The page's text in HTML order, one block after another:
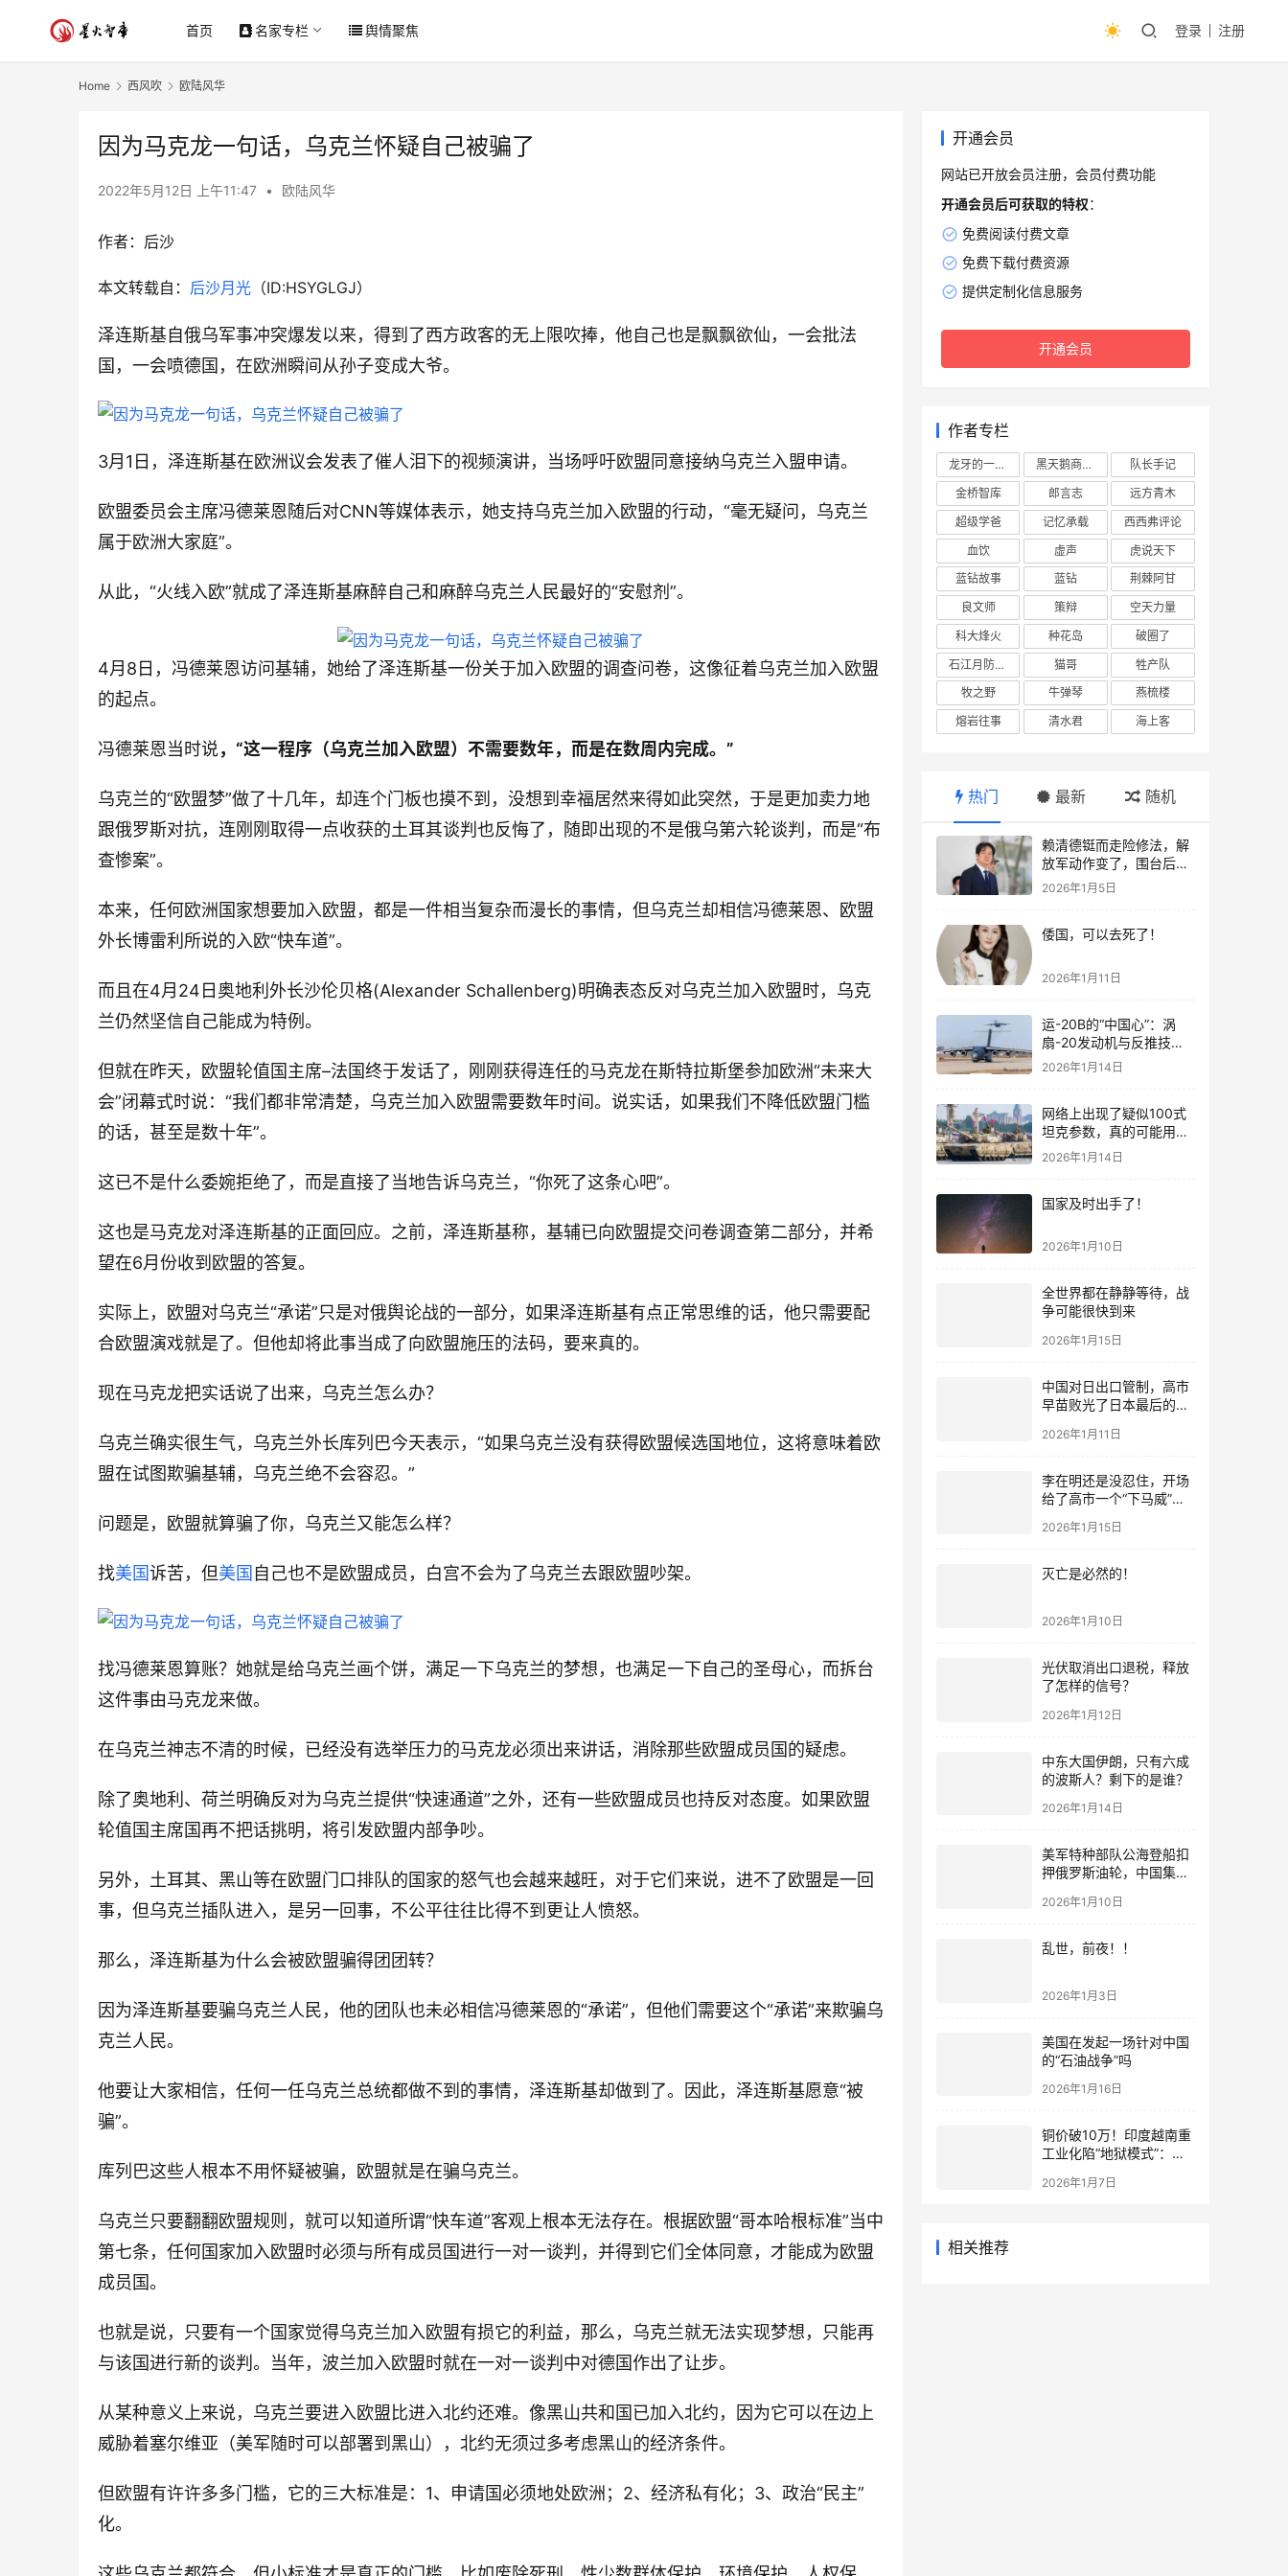
首页 名家专栏 舆情聚焦 登录 注册
Home 西风吹 欧陆风华
因为马克龙一句话，乌克兰怀疑自己被骗了
2022年5月12日 上午11:47 • 欧陆风华
作者：后沙
本文转载自： 后沙月光 （ID:HSYGLGJ）
泽连斯基自俄乌军事冲突爆发以来，得到了西方政客的无上限吹捧，他自己也是飘飘欲仙，一会批法
国，一会喷德国，在欧洲瞬间从孙子变成大爷。
3月1日，泽连斯基在欧洲议会发表了催人泪下的视频演讲，当场呼吁欧盟同意接纳乌克兰入盟申请。
欧盟委员会主席冯德莱恩随后对CNN等媒体表示，她支持乌克兰加入欧盟的行动，“毫无疑问，乌克兰
属于欧洲大家庭”。
从此，“火线入欧”就成了泽连斯基麻醉自己和麻醉乌克兰人民最好的“安慰剂”。
4月8日，冯德莱恩访问基辅，她给了泽连斯基一份关于加入欧盟的调查问卷，这像征着乌克兰加入欧盟
的起点。
冯德莱恩当时说，“这一程序（乌克兰加入欧盟）不需要数年，而是在数周内完成。”
乌克兰的“欧盟梦”做了十几年，却连个门板也摸不到，没想到幸福居然来得如此突然，于是更加卖力地
跟俄罗斯对抗，连刚刚取得一点收获的土耳其谈判也反悔了，随即出现的不是俄乌第六轮谈判，而是“布
查惨案”。
本来，任何欧洲国家想要加入欧盟，都是一件相当复杂而漫长的事情，但乌克兰却相信冯德莱恩、欧盟
外长博雷利所说的入欧“快车道”。
而且在4月24日奥地利外长沙伦贝格(Alexander Schallenberg)明确表态反对乌克兰加入欧盟时，乌克
兰仍然坚信自己能成为特例。
但就在昨天，欧盟轮值国主席–法国终于发话了，刚刚获得连任的马克龙在斯特拉斯堡参加欧洲“未来大
会”闭幕式时说：“我们都非常清楚，乌克兰加入欧盟需要数年时间。说实话，如果我们不降低欧盟门槛
的话，甚至是数十年”。
这已不是什么委婉拒绝了，而是直接了当地告诉乌克兰，“你死了这条心吧”。
这也是马克龙对泽连斯基的正面回应。之前，泽连斯基称，基辅已向欧盟提交问卷调查第二部分，并希
望在6月份收到欧盟的答复。
实际上，欧盟对乌克兰“承诺”只是对俄舆论战的一部分，如果泽连斯基有点正常思维的话，他只需要配
合欧盟演戏就是了。但他却将此事当成了向欧盟施压的法码，要来真的。
现在马克龙把实话说了出来，乌克兰怎么办？
乌克兰确实很生气，乌克兰外长库列巴今天表示，“如果乌克兰没有获得欧盟候选国地位，这将意味着欧
盟在试图欺骗基辅，乌克兰绝不会容忍。”
问题是，欧盟就算骗了你，乌克兰又能怎么样？
找美国诉苦，但美国 自己也不是欧盟成员，白宫不会为了乌克兰去跟欧盟吵架。
找冯德莱恩算账？她就是给乌克兰画个饼，满足一下乌克兰的梦想，也满足一下自己的圣母心，而拆台
这件事由马克龙来做。
在乌克兰神志不清的时候，已经没有选举压力的马克龙必须出来讲话，消除那些欧盟成员国的疑虑。
除了奥地利、荷兰明确反对为乌克兰提供“快速通道”之外，还有一些欧盟成员也持反对态度。如果欧盟
轮值国主席国再不把话挑明，将引发欧盟内部争吵。
另外，土耳其、黑山等在欧盟门口排队的国家的怒气也会越来越旺，对于它们来说，进不了欧盟是一回
事，但乌克兰插队进入，是另一回事，不公平往往比得不到更让人愤怒。
那么，泽连斯基为什么会被欧盟骗得团团转？
因为泽连斯基要骗乌克兰人民，他的团队也未必相信冯德莱恩的“承诺”，但他们需要这个“承诺”来欺骗乌
克兰人民。
他要让大家相信，任何一任乌克兰总统都做不到的事情，泽连斯基却做到了。因此，泽连斯基愿意“被
骗”。
库列巴这些人根本不用怀疑被骗，欧盟就是在骗乌克兰。
乌克兰只要翻翻欧盟规则，就可以知道所谓“快车道”客观上根本无法存在。根据欧盟“哥本哈根标准”当中
第七条，任何国家加入欧盟时必须与所有成员国进行一对一谈判，并得到它们全体同意，才能成为欧盟
成员国。
也就是说，只要有一个国家觉得乌克兰加入欧盟有损它的利益，那么，乌克兰就无法实现梦想，只能再
与该国进行新的谈判。当年，波兰加入欧盟时就在一对一谈判中对德国作出了让步。
从某种意义上来说，乌克兰要进入欧盟比进入北约还难。像黑山共和国已加入北约，因为它可以在边上
威胁着塞尔维亚（美军随时可以部署到黑山），北约无须过多考虑黑山的经济条件。
但欧盟有许许多多门槛，它的三大标准是：1、申请国必须地处欧洲；2、经济私有化；3、政治“民主”
化。
开通会员
网站已开放会员注册，会员付费功能
开通会员后可获取的特权：
免费阅读付费文章
免费下载付费资源
提供定制化信息服务
开通会员
作者专栏
龙牙的一座山 黑天鹅商业情报站
队长手记
金桥智库
郎言志
远方青木
超级学爸
记忆承载
西西弗评论
血饮
虚声
虎说天下
蓝钻故事
蓝钻
荆棘阿甘
良文师
策辩
空天力量
科大烽火
种花岛
破圈了
石江月防务观察
猫哥
牲产队
牧之野
牛弹琴
燕梳楼
熔岩往事
清水君 海上客
热门 最新 随机
赖清德铤而走险修法，解
放军动作变了，围台后的
“真正杀招”曝光
2026年1月5日
倭国，可以去死了！
2026年1月11日
运-20B的“中国心”：涡
扇-20发动机与反推技术
大突破！
2026年1月14日
网络上出现了疑似100式
坦克参数，真的可能用了
钛合金装甲！
2026年1月14日
国家及时出手了！
2026年1月10日
全世界都在静静等待，战
争可能很快到来
2026年1月15日
中国对日出口管制，高市
早苗败光了日本最后的国
2026年1月11日
李在明还是没忍住，开场
给了高市一个“下马威”，
2026年1月15日
灭亡是必然的！
2026年1月10日
光伏取消出口退税，释放
了怎样的信号？
2026年1月12日
中东大国伊朗，只有六成
的波斯人？剩下的是谁？
2026年1月14日
美军特种部队公海登船扣
押俄罗斯油轮，中国集装
2026年1月10日
乱世，前夜！！
2026年1月3日
美国在发起一场针对中国
的“石油战争”吗
2026年1月16日
铜价破10万！印度越南重
工业化陷“地狱模式”：中
再也复刻不了
2026年1月7日
相关推荐